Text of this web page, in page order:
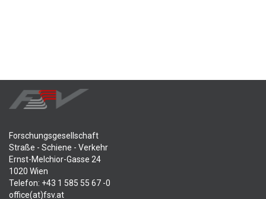
Forschungsgesellschaft
Straße - Schiene - Verkehr
Ernst-Melchior-Gasse 24
1020 Wien
Telefon: +43 1 585 55 67 -0
office(at)fsv.at